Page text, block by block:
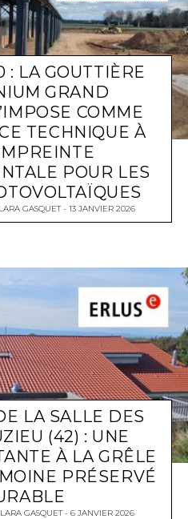
: LA GOUTTIÈRE
GRAND
COMME
TECHNIQUE À
POUR LES
LARA GASQUET 13 JANVIER 2026
LA SALLE DES
(42) : UNE
À LA GRÊLE
PRÉSERVÉ
LARA GASQUET 6 JANVIER 2026